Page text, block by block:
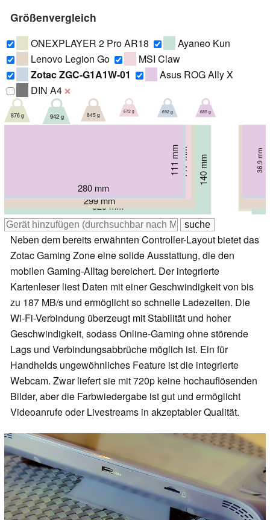
Größenvergleich
ONEXPLAYER 2 Pro AR18
Ayaneo Kun
Lenovo Legion Go
MSI Claw
Zotac ZGC-G1A1W-01
Asus ROG Ally X
DIN A4 ❌
311 mm
135 mm 43 mm
876 g
325 mm
140 mm 22 mm
942 g
299 mm
131 mm 41 mm
845 g
294 mm
117 mm 33 mm
672 g
285 mm
115 mm 35 mm
692 g
280 mm
111 mm 36.9 mm
685 g
Neben dem bereits erwähnten Controller-Layout bietet das
Zotac Gaming Zone eine solide Ausstattung, die den
mobilen Gaming-Alltag bereichert. Der integrierte
Kartenleser liest Daten mit einer Geschwindigkeit von bis
zu 187 MB/s und ermöglicht so schnelle Ladezeiten. Die
Wi-Fi-Verbindung überzeugt mit Stabilität und hoher
Geschwindigkeit, sodass Online-Gaming ohne störende
Lags und Verbindungsabbrüche möglich ist. Ein für
Handhelds ungewöhnliches Feature ist die integrierte
Webcam. Zwar liefert sie mit 720p keine hochauflösenden
Bilder, aber die Farbwiedergabe ist gut und ermöglicht
Videoanrufe oder Livestreams in akzeptabler Qualität.